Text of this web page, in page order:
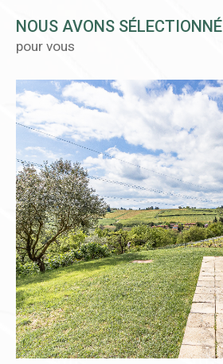
NOUS AVONS SÉLECTIONNÉ
pour vous